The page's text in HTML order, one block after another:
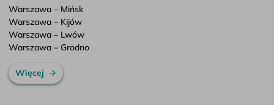
Warszawa – Mińsk
Warszawa – Kijów
Warszawa – Lwów
Warszawa – Grodno
Więcej